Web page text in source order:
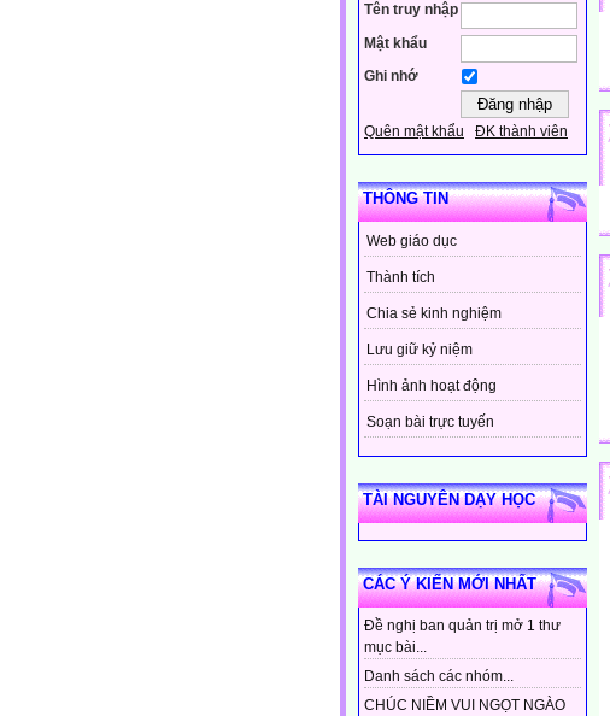
Tên truy nhập
Mật khẩu
Ghi nhớ
Quên mật khẩu ĐK thành viên
THÔNG TIN
Web giáo dục
Thành tích
Chia sẻ kinh nghiệm
Lưu giữ kỷ niệm
Hình ảnh hoạt động
Soạn bài trực tuyến
TÀI NGUYÊN DẠY HỌC
CÁC Ý KIẾN MỚI NHẤT
Đề nghị ban quản trị mở 1 thư
mục bài...
Danh sách các nhóm...
CHÚC NIỀM VUI NGỌT NGÀO